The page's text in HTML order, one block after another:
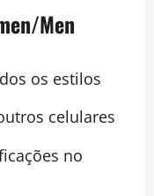
Men
os estilos
celulares
no